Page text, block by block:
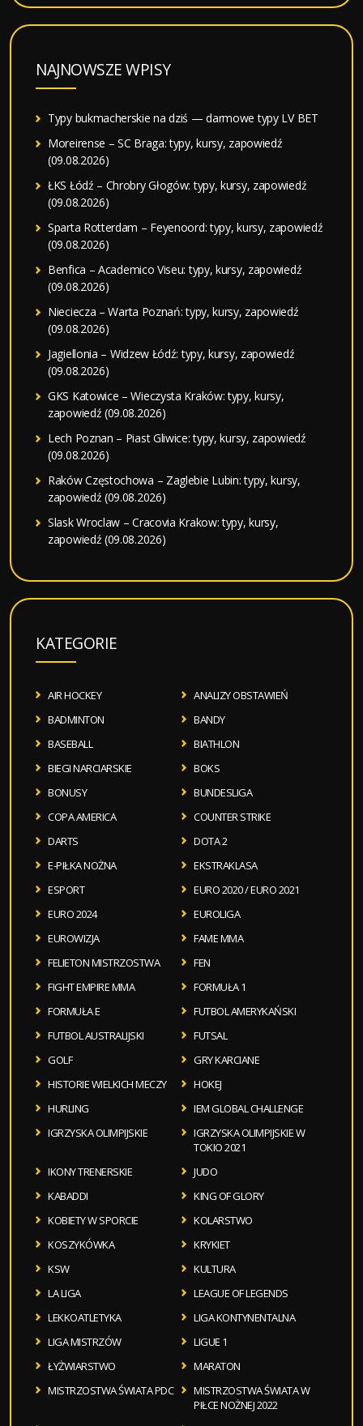
NAJNOWSZE WPISY
Typy bukmacherskie na dziś — darmowe typy LV BET
Moreirense – SC Braga: typy, kursy, zapowiedź
(09.08.2026)
ŁKS Łódź – Chrobry Głogów: typy, kursy, zapowiedź
(09.08.2026)
Sparta Rotterdam – Feyenoord: typy, kursy, zapowiedź
(09.08.2026)
Benfica – Academico Viseu: typy, kursy, zapowiedź
(09.08.2026)
Nieciecza – Warta Poznań: typy, kursy, zapowiedź
(09.08.2026)
Jagiellonia – Widzew Łódź: typy, kursy, zapowiedź
(09.08.2026)
GKS Katowice – Wieczysta Kraków: typy, kursy,
zapowiedź (09.08.2026)
Lech Poznan – Piast Gliwice: typy, kursy, zapowiedź
(09.08.2026)
Raków Częstochowa – Zaglebie Lubin: typy, kursy,
zapowiedź (09.08.2026)
Slask Wroclaw – Cracovia Krakow: typy, kursy,
zapowiedź (09.08.2026)
KATEGORIE
AIR HOCKEY
ANALIZY OBSTAWIEŃ
BADMINTON
BANDY
BASEBALL
BIATHLON
BIEGI NARCIARSKIE
BOKS
BONUSY
BUNDESLIGA
COPA AMERICA
COUNTER STRIKE
DARTS
DOTA 2
E-PIŁKA NOŻNA
EKSTRAKLASA
ESPORT
EURO 2020 / EURO 2021
EURO 2024
EUROLIGA
EUROWIZJA
FAME MMA
FELIETON MISTRZOSTWA
FEN
FIGHT EMPIRE MMA
FORMUŁA 1
FORMUŁA E
FUTBOL AMERYKAŃSKI
FUTBOL AUSTRALIJSKI
FUTSAL
GOLF
GRY KARCIANE
HISTORIE WIELKICH MECZY
HOKEJ
HURLING
IEM GLOBAL CHALLENGE
IGRZYSKA OLIMPIJSKIE
IGRZYSKA OLIMPIJSKIE W
TOKIO 2021
IKONY TRENERSKIE
JUDO
KABADDI
KING OF GLORY
KOBIETY W SPORCIE
KOLARSTWO
KOSZYKÓWKA
KRYKIET
KSW
KULTURA
LA LIGA
LEAGUE OF LEGENDS
LEKKOATLETYKA
LIGA KONTYNENTALNA
LIGA MISTRZÓW
LIGUE 1
ŁYŻWIARSTWO
MARATON
MISTRZOSTWA ŚWIATA PDC
MISTRZOSTWA ŚWIATA W
PIŁCE NOŻNEJ 2022